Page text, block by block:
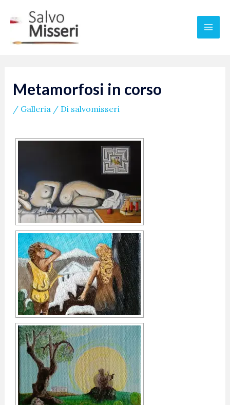
contenuto
Metamorfosi in corso
/ Galleria / Di salvomisseri
articoli